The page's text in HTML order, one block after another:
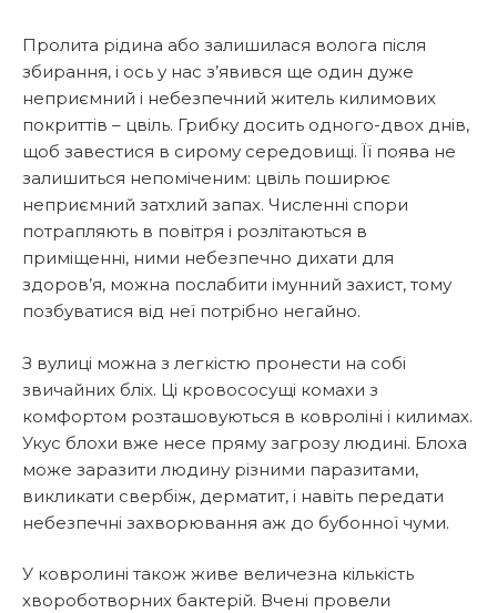
Пролита рідина або залишилася волога після
збирання, і ось у нас з’явився ще один дуже
неприємний і небезпечний житель килимових
покриттів – цвіль. Грибку досить одного-двох днів,
щоб завестися в сирому середовищі. Її поява не
залишиться непоміченим: цвіль поширює
неприємний затхлий запах. Численні спори
потрапляють в повітря і розлітаються в
приміщенні, ними небезпечно дихати для
здоров’я, можна послабити імунний захист, тому
позбуватися від неї потрібно негайно.
З вулиці можна з легкістю пронести на собі
звичайних бліх. Ці кровососущі комахи з
комфортом розташовуються в ковроліні і килимах.
Укус блохи вже несе пряму загрозу людині. Блоха
може заразити людину різними паразитами,
викликати свербіж, дерматит, і навіть передати
небезпечні захворювання аж до бубонної чуми.
У ковролині також живе величезна кількість
хвороботворних бактерій. Вчені провели